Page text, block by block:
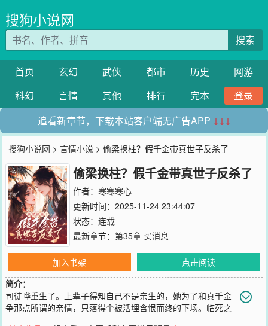
搜狗小说网
搜索
首页 玄幻 武侠 都市 历史
网游
科幻
言情 其他 排行 完本
登录
追看新章节，下载本站客户端无广告APP ↓↓↓
搜狗小说网 >言情小说 > 偷梁换柱？假千金带真世子反杀了
偷梁换柱？假千金带真世子反杀了
作者： 寒寒寒心
更新时间：2025-11-24 23:44:07
状态：连载
最新章节： 第35章 买消息
加入书架
点击阅读
简介：
司徒晔重生了。上辈子得知自己不是亲生的，她为了和真千金
争那点所谓的亲情，只落得个被活埋含恨而终的下场。临死之